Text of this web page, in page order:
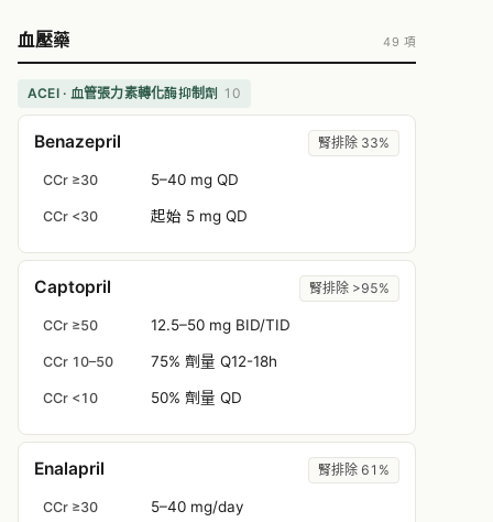
血壓藥 49 項
ACEI · 血管張力素轉化酶抑制劑 10
Benazepril 腎排除 33%
CCr ≥30 5–40 mg QD
CCr <30 起始 5 mg QD
Captopril 腎排除 >95%
CCr ≥50 12.5–50 mg BID/TID
CCr 10–50 75% 劑量 Q12-18h
CCr <10 50% 劑量 QD
Enalapril 腎排除 61%
CCr ≥30 5–40 mg/day